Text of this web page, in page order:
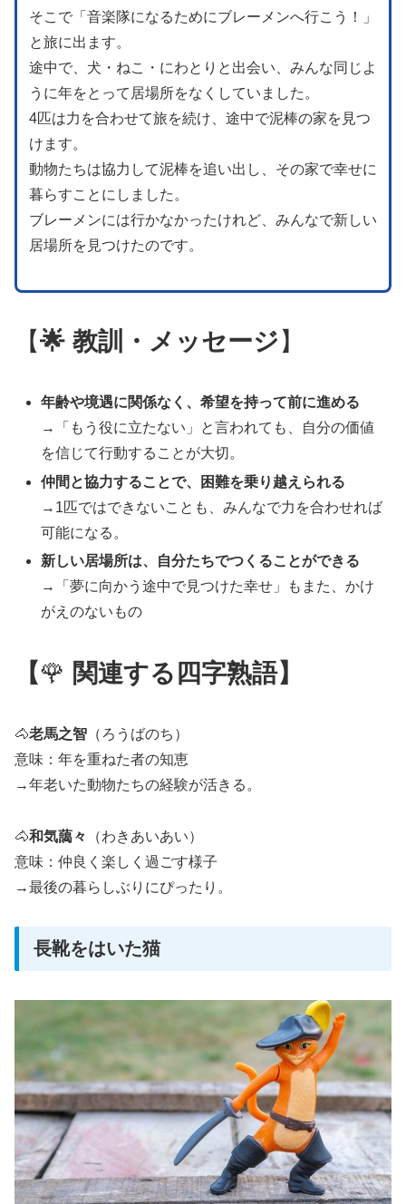
そこで「音楽隊になるためにブレーメンへ行こう！」
と旅に出ます。
途中で、犬・ねこ・にわとりと出会い、みんな同じよ
うに年をとって居場所をなくしていました。
4匹は力を合わせて旅を続け、途中で泥棒の家を見つ
けます。
動物たちは協力して泥棒を追い出し、その家で幸せに
暮らすことにしました。
ブレーメンには行かなかったけれど、みんなで新しい
居場所を見つけたのです。
【🌟 教訓・メッセージ 】
年齢や境遇に関係なく、希望を持って前に進める
→「もう役に立たない」と言われても、自分の価値
を信じて行動することが大切。
仲間と協力することで、困難を乗り越えられる
→1匹ではできないことも、みんなで力を合わせれば
可能になる。
新しい居場所は、自分たちでつくることができる
→「夢に向かう途中で見つけた幸せ」もまた、かけ
がえのないもの
【🌹 関連する四字熟語】
🐴老馬之智 （ろうばのち）
意味：年を重ねた者の知恵
→年老いた動物たちの経験が活きる。
🐴和気藹々
（わきあいあい）
意味：仲良く楽しく過ごす様子
→最後の暮らしぶりにぴったり。
長靴をはいた猫